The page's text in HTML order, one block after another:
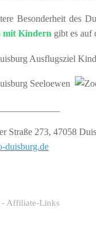
Besonderheit des
mit Kindern gibt es auf
Straße 273, 47058
duisburg.de
- Affiliate-Links